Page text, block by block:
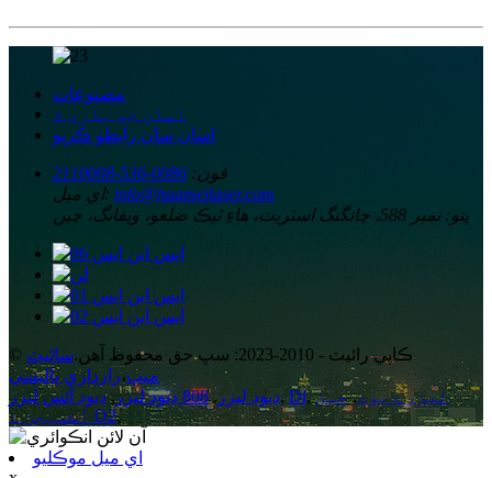
مصنوعات
اسان جي باري ۾
اسان سان رابطو ڪريو
فون: 0086-536-2110008
اي ميل: info@huameilaser.com
پتو: نمبر 588، چانگنگ اسٽريٽ، هاءِ ٽيڪ ضلعو، ويفانگ، چين
© ڪاپي رائيٽ - 2010-2023: سڀ حق محفوظ آهن.
سائيٽ
ميپ،رازداري پاليسي
ڊيوڊ ليزر ,808 ڊيوڊ ليزر ,ڊيوڊ آئس ليزر , Dl, ليزر ڊيوڊ,چين
آڪسيجن ۽ O2,
اي ميل موڪليو